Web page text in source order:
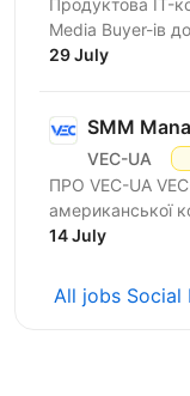
Продуктова IT-
Media Buyer-ів
Розглядаємо
29 July
SMM
VEC-UA
ПРО VEC-UA
американської
трансформує
14 July
All jobs